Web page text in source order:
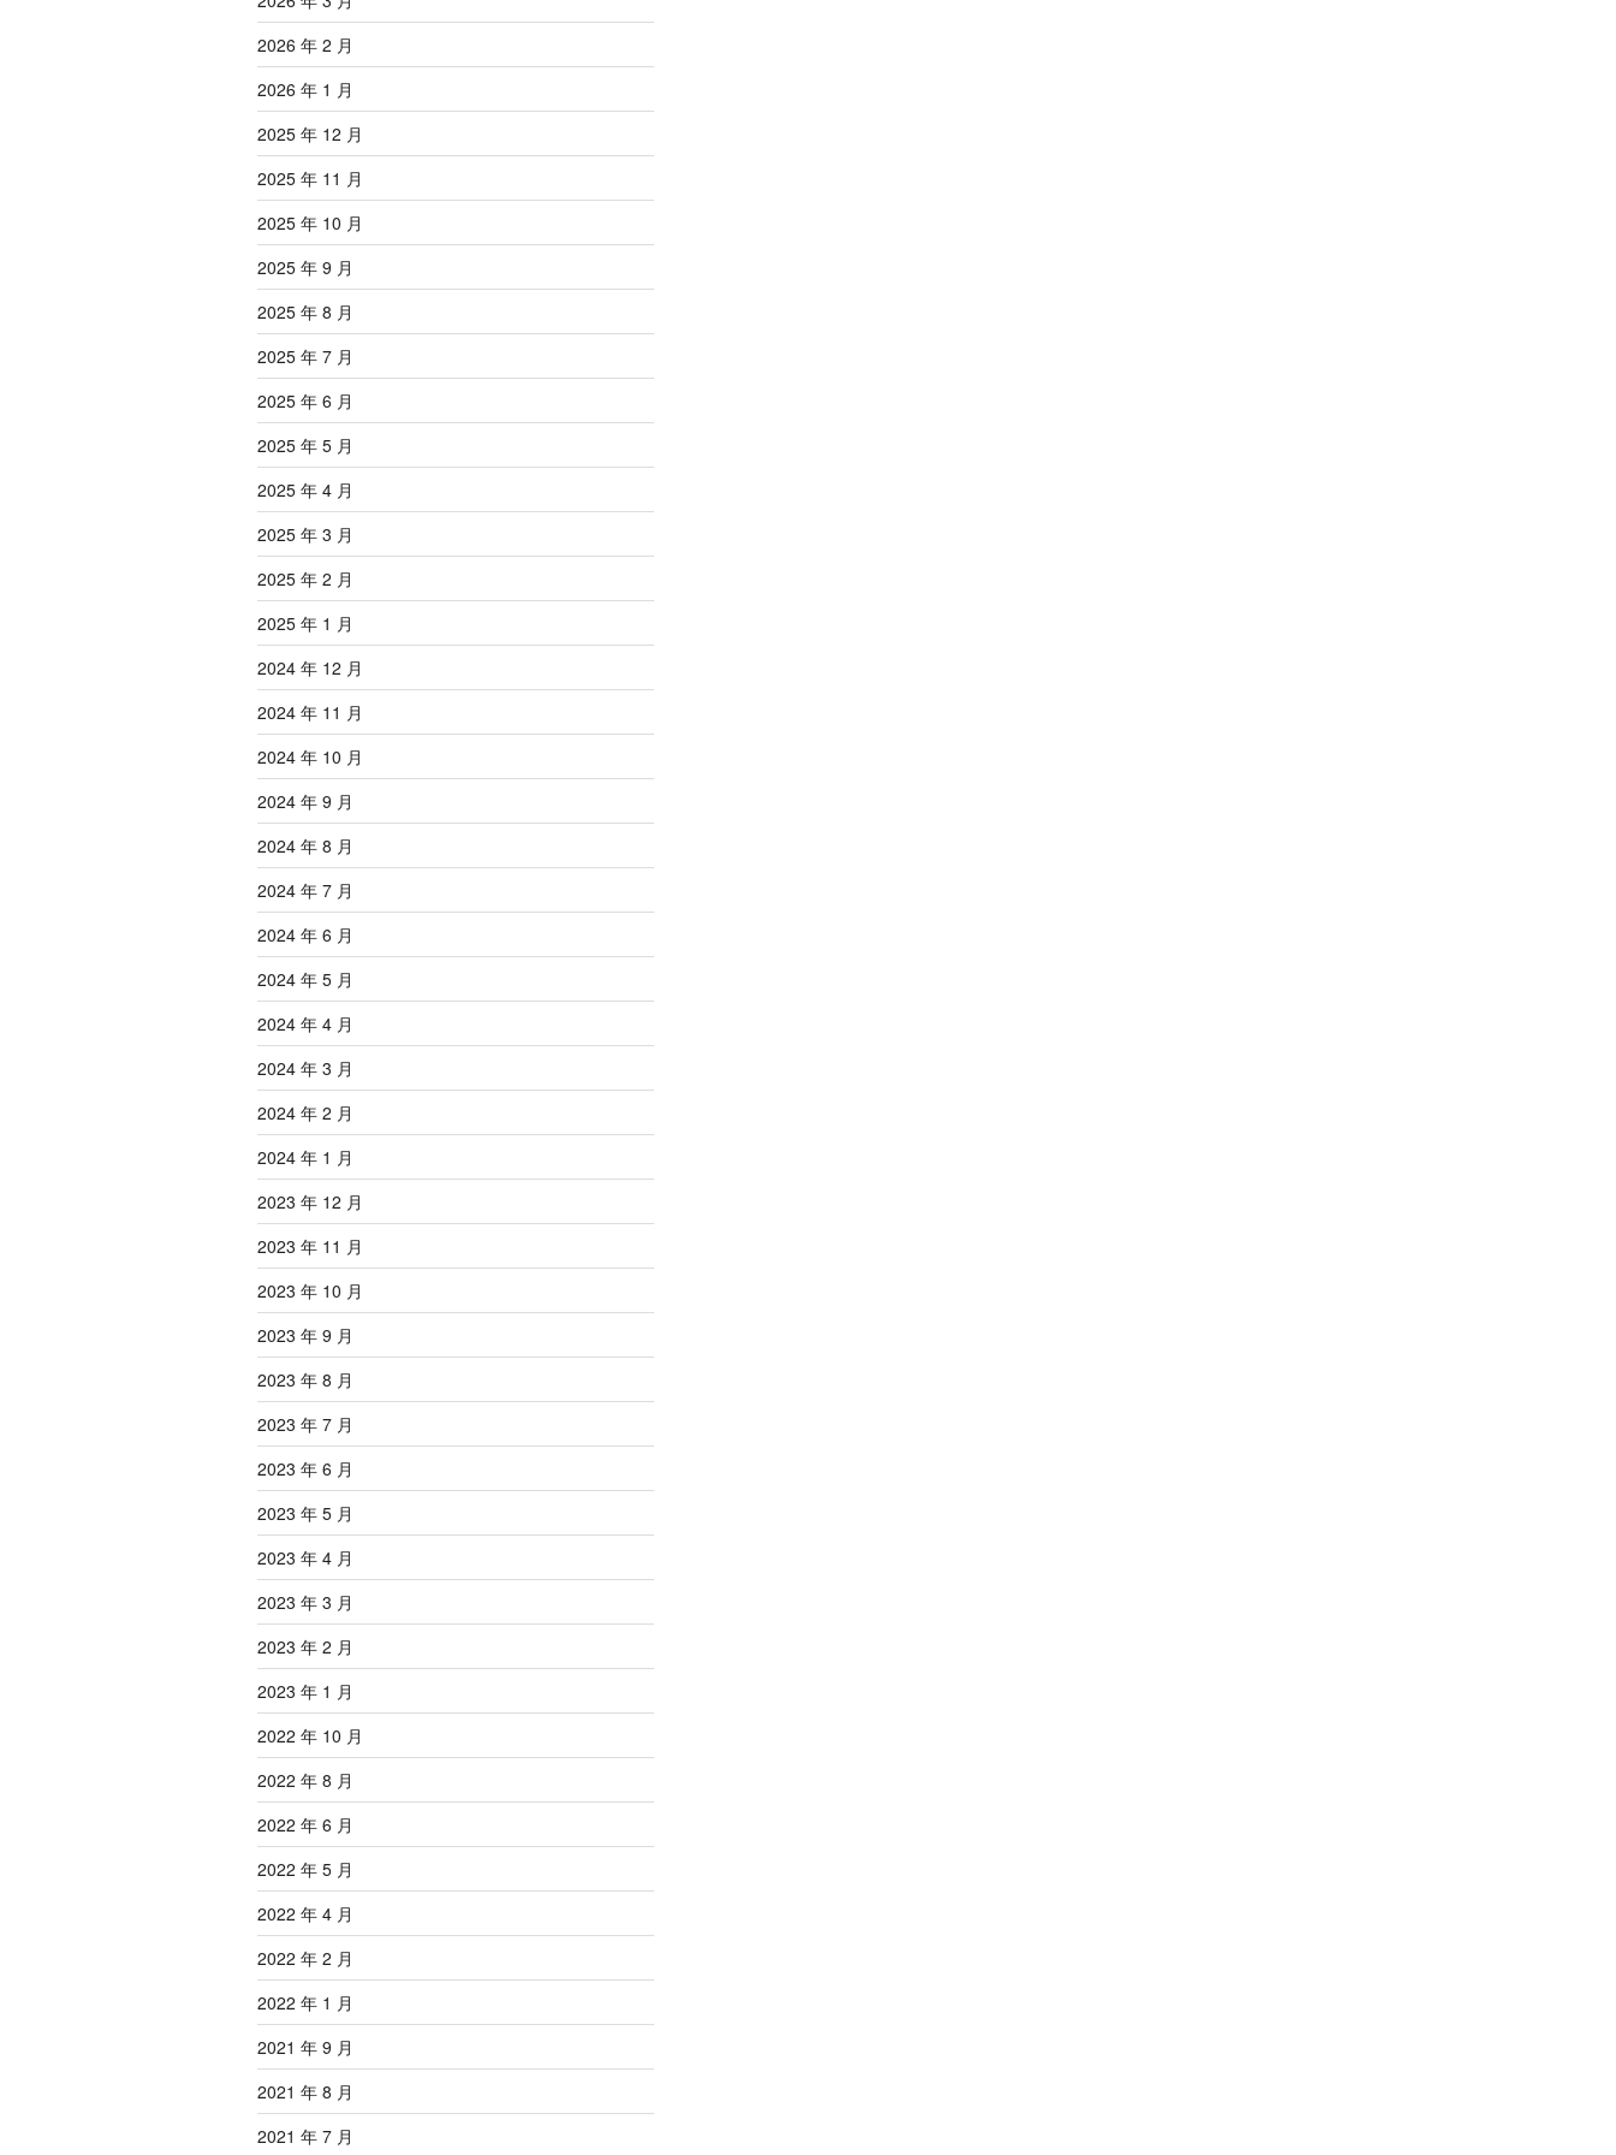
2026 年 2 月
2026 年 1 月
2025 年 12 月
2025 年 11 月
2025 年 10 月
2025 年 9 月
2025 年 8 月
2025 年 7 月
2025 年 6 月
2025 年 5 月
2025 年 4 月
2025 年 3 月
2025 年 2 月
2025 年 1 月
2024 年 12 月
2024 年 11 月
2024 年 10 月
2024 年 9 月
2024 年 8 月
2024 年 7 月
2024 年 6 月
2024 年 5 月
2024 年 4 月
2024 年 3 月
2024 年 2 月
2024 年 1 月
2023 年 12 月
2023 年 11 月
2023 年 10 月
2023 年 9 月
2023 年 8 月
2023 年 7 月
2023 年 6 月
2023 年 5 月
2023 年 4 月
2023 年 3 月
2023 年 2 月
2023 年 1 月
2022 年 10 月
2022 年 8 月
2022 年 6 月
2022 年 5 月
2022 年 4 月
2022 年 2 月
2022 年 1 月
2021 年 9 月
2021 年 8 月
2021 年 7 月